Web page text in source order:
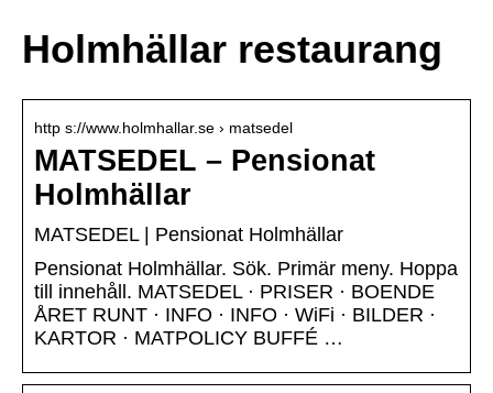
Holmhällar restaurang
http s://www.holmhallar.se › matsedel
MATSEDEL – Pensionat
Holmhällar
MATSEDEL | Pensionat Holmhällar
Pensionat Holmhällar. Sök. Primär meny. Hoppa
till innehåll. MATSEDEL · PRISER · BOENDE
ÅRET RUNT · INFO · INFO · WiFi · BILDER ·
KARTOR · MATPOLICY BUFFÉ …